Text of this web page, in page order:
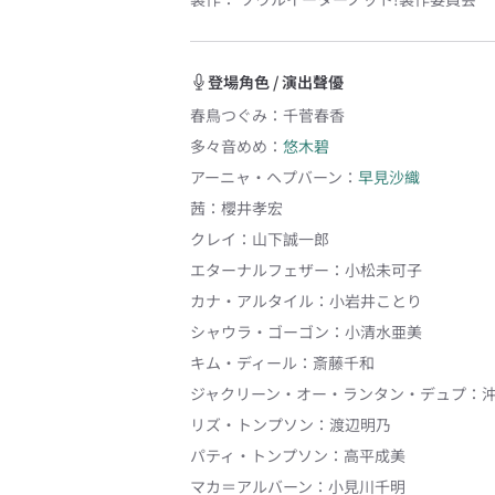
登場角色 / 演出聲優
春鳥つぐみ ： 千菅春香
多々音めめ ： 悠木碧
アーニャ・ヘプバーン ： 早見沙織
茜 ： 櫻井孝宏
クレイ ： 山下誠一郎
エターナルフェザー ： 小松未可子
カナ・アルタイル ： 小岩井ことり
シャウラ・ゴーゴン ： 小清水亜美
キム・ディール ： 斎藤千和
ジャクリーン・オー・ランタン・デュプ ：
リズ・トンプソン ： 渡辺明乃
パティ・トンプソン ： 高平成美
マカ＝アルバーン ： 小見川千明